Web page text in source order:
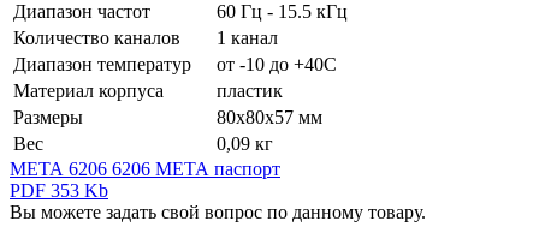
Диапазон частот
60 Гц ‑ 15.5 кГц
Количество каналов
1 канал
Диапазон температур
от -10 до +40С
Материал корпуса
пластик
Размеры
80х80х57 мм
Вес
0,09 кг
МЕТА 6206 6206 МЕТА паспорт
PDF 353 Kb
Вы можете задать свой вопрос по данному товару.